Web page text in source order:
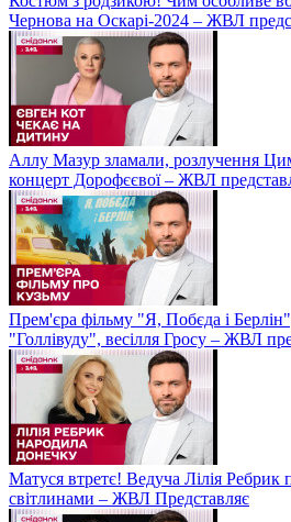
Чернова на Оскарі-2024 – ЖВЛ
Аллу Мазур зламали, розлучення
концерт Дорофєєвої – ЖВЛ
Прем'єра фільму "Я, Побєда і Берлін",
"Голлівуду", весілля Гросу – ЖВЛ
Матуся втретє! Ведуча Лілія Ребрик
світлинами – ЖВЛ Представляє